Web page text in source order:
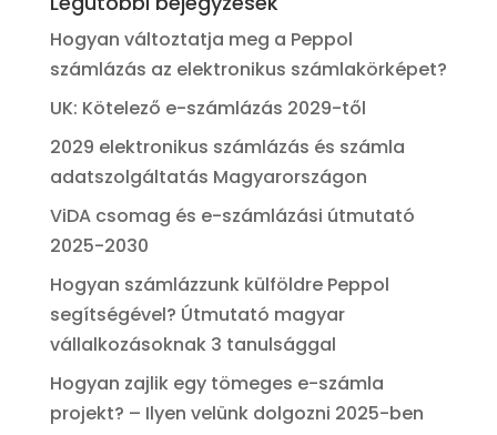
Hogyan változtatja meg a Peppol
számlázás az elektronikus számlakörképet?
UK: Kötelező e-számlázás 2029-től
2029 elektronikus számlázás és számla
adatszolgáltatás Magyarországon
ViDA csomag és e-számlázási útmutató
2025-2030
Hogyan számlázzunk külföldre Peppol
segítségével? Útmutató magyar
vállalkozásoknak 3 tanulsággal
Hogyan zajlik egy tömeges e-számla
projekt? – Ilyen velünk dolgozni 2025-ben